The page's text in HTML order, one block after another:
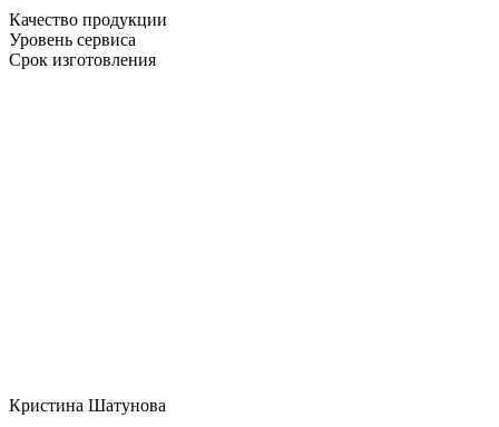
Качество продукции
Уровень сервиса
Срок изготовления
Кристина Шатунова